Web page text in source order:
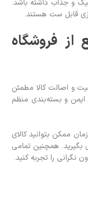
و جذاب داشته باشد.
قابل ست هستند.
فروشگاه
و اصالت کالا مطمئن
ایمن و بسته‌بندی منظم
ممکن بتوانید کالای
همچنین تمامی
را تجربه کنید.